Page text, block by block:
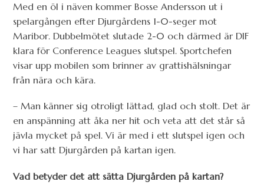
Med en öl i näven kommer Bosse Andersson ut i
spelargången efter Djurgårdens 1-0-seger mot
Maribor. Dubbelmötet slutade 2-0 och därmed är DIF
klara för Conference Leagues slutspel. Sportchefen
visar upp mobilen som brinner av grattishälsningar
från nära och kära.
– Man känner sig otroligt lättad, glad och stolt. Det är
en anspänning att åka ner hit och veta att det står så
jävla mycket på spel. Vi är med i ett slutspel igen och
vi har satt Djurgården på kartan igen.
Vad betyder det att sätta Djurgården på kartan?